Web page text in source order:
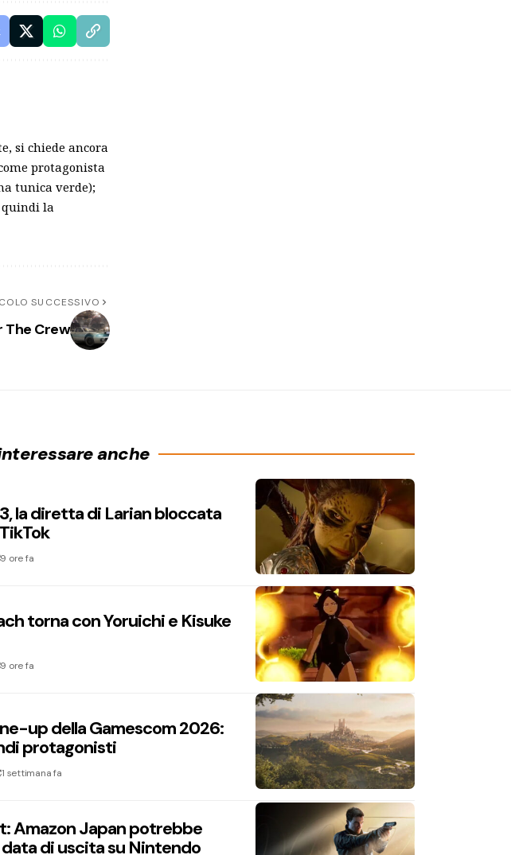
si chiede ancora
protagonista
tunica verde);
quindi la
SUCCESSIVO
The Crew
anche
la diretta di Larian bloccata
9 ore fa
torna con Yoruichi e Kisuke
9 ore fa
up della Gamescom 2026:
protagonisti
1 settimana fa
Amazon Japan potrebbe
data di uscita su Nintendo